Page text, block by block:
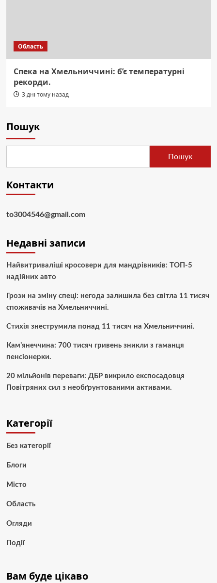
Область
Спека на Хмельниччині: б’є температурні
рекорди.
3 дні тому назад
Пошук
Пошук
Контакти
to3004546@gmail.com
Недавні записи
Найвитриваліші кросовери для мандрівників: ТОП-5
надійних авто
Грози на зміну спеці: негода залишила без світла 11 тисяч
споживачів на Хмельниччині.
Стихія знеструмила понад 11 тисяч на Хмельниччині.
Кам’янеччина: 700 тисяч гривень зникли з гаманця
пенсіонерки.
20 мільйонів переваги: ДБР викрило експосадовця
Повітряних сил з необґрунтованими активами.
Категорії
Без категорії
Блоги
Місто
Область
Огляди
Події
Вам буде цікаво